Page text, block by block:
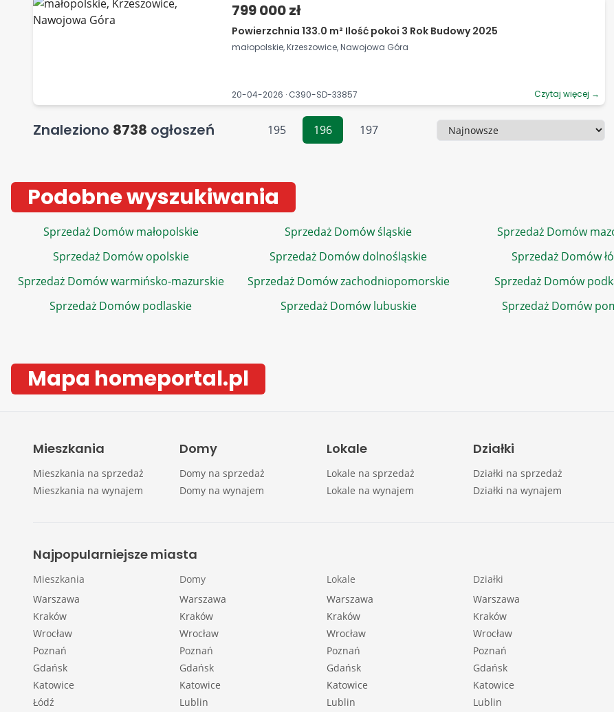
799 000 zł
Powierzchnia 133.0 m² Ilość pokoi 3 Rok Budowy 2025
małopolskie, Krzeszowice, Nawojowa Góra
20-04-2026 · C390-SD-33857 Czytaj więcej →
Znaleziono 8738 ogłoszeń 195 196 197 Sortowanie
Podobne wyszukiwania
Sprzedaż Domów małopolskie Sprzedaż Domów śląskie Sprzedaż Domów
Sprzedaż Domów opolskie
Sprzedaż Domów dolnośląskie Sprzedaż Domów
Sprzedaż Domów warmińsko-mazurskie
Sprzedaż Domów zachodniopomorskie Sprzedaż Domów
Sprzedaż Domów podlaskie
Sprzedaż Domów lubuskie Sprzedaż Domów
Mapa homeportal.pl
Mieszkania
Mieszkania na sprzedaż
Mieszkania na wynajem
Domy
Domy na sprzedaż
Domy na wynajem
Lokale
Lokale na sprzedaż
Lokale na wynajem
Działki
Działki na sprzedaż
Działki na wynajem
Najpopularniejsze miasta
Mieszkania
Warszawa
Kraków
Wrocław
Poznań
Gdańsk
Katowice
Łódź
Domy
Warszawa
Kraków
Wrocław
Poznań
Gdańsk
Katowice
Lublin
Lokale
Warszawa
Kraków
Wrocław
Poznań
Gdańsk
Katowice
Lublin
Działki
Warszawa
Kraków
Wrocław
Poznań
Gdańsk
Katowice
Lublin